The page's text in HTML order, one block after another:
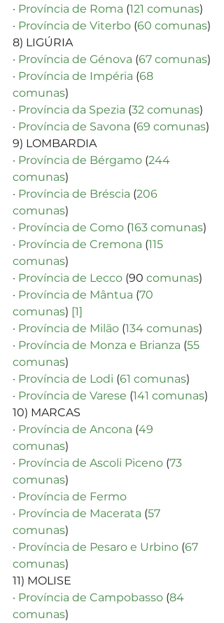
· Província de Roma (121 comunas)
· Província de Viterbo (60 comunas)
8) LIGÚRIA
· Província de Génova (67 comunas)
· Província de Impéria (68
comunas)
· Província da Spezia (32 comunas)
· Província de Savona (69 comunas)
9) LOMBARDIA
· Província de Bérgamo (244
comunas)
· Província de Bréscia (206
comunas)
· Província de Como (163 comunas)
· Província de Cremona (115
comunas)
· Província de Lecco (90 comunas)
· Província de Mântua (70
comunas) [1]
· Província de Milão (134 comunas)
· Província de Monza e Brianza (55
comunas)
· Província de Lodi (61 comunas)
· Província de Varese (141 comunas)
10) MARCAS
· Província de Ancona (49
comunas)
· Província de Ascoli Piceno (73
comunas)
· Província de Fermo
· Província de Macerata (57
comunas)
· Província de Pesaro e Urbino (67
comunas)
11) MOLISE
· Província de Campobasso (84
comunas)